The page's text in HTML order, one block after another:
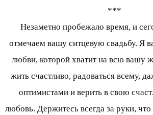
***
Незаметно пробежало время, и
отмечаем вашу ситцевую свадьбу. Я
любви, которой хватит на всю вашу
жить счастливо, радоваться всему,
оптимистами и верить в свою
любовь. Держитесь всегда за руки,